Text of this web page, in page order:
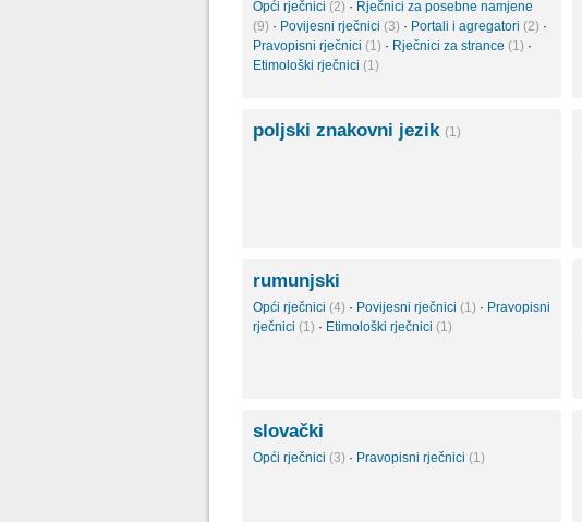
Opći rječnici (2) · Rječnici za posebne namjene
(9) · Povijesni rječnici (3) · Portali i agregatori (2) ·
Pravopisni rječnici (1) · Rječnici za strance (1) ·
Etimološki rječnici (1)
poljski znakovni jezik (1)
rumunjski
Opći rječnici (4) · Povijesni rječnici (1) · Pravopisni
rječnici (1) · Etimološki rječnici (1)
slovački
Opći rječnici (3) · Pravopisni rječnici (1)